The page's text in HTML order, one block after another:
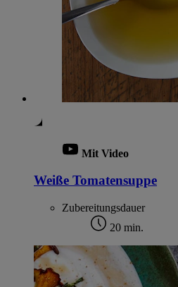
Mit Video
Weiße Tomatensuppe
Zubereitungsdauer
20 min.